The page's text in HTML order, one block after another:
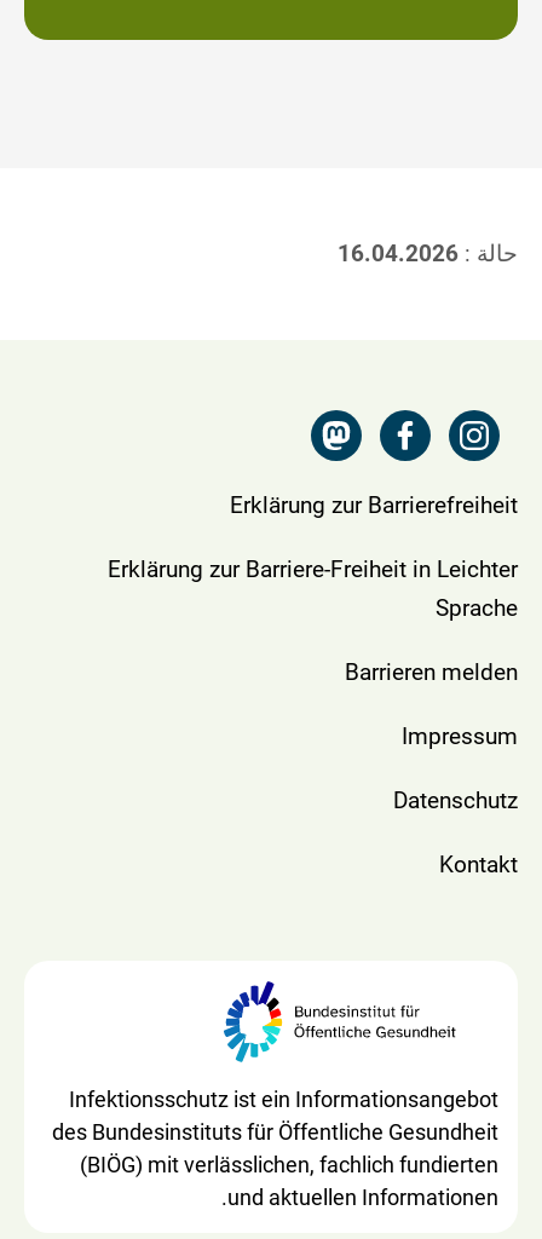
حالة : 16.04.2026
Erklärung zur Barrierefreiheit
Erklärung zur Barriere-Freiheit in Leichter
Sprache
Barrieren melden
Impressum
Datenschutz
Kontakt
Infektionsschutz ist ein Informationsangebot
des Bundesinstituts für Öffentliche Gesundheit
(BIÖG) mit verlässlichen, fachlich fundierten
und aktuellen Informationen.